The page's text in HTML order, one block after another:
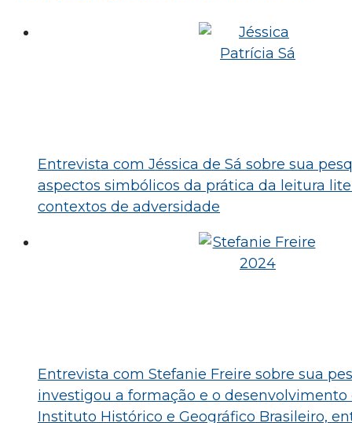
Entrevista com Jéssica de Sá sobre sua
aspectos simbólicos da prática da leitura
contextos de adversidade
Entrevista com Stefanie Freire sobre sua
investigou a formação e o
Instituto Histórico e Geográfico Brasileiro,